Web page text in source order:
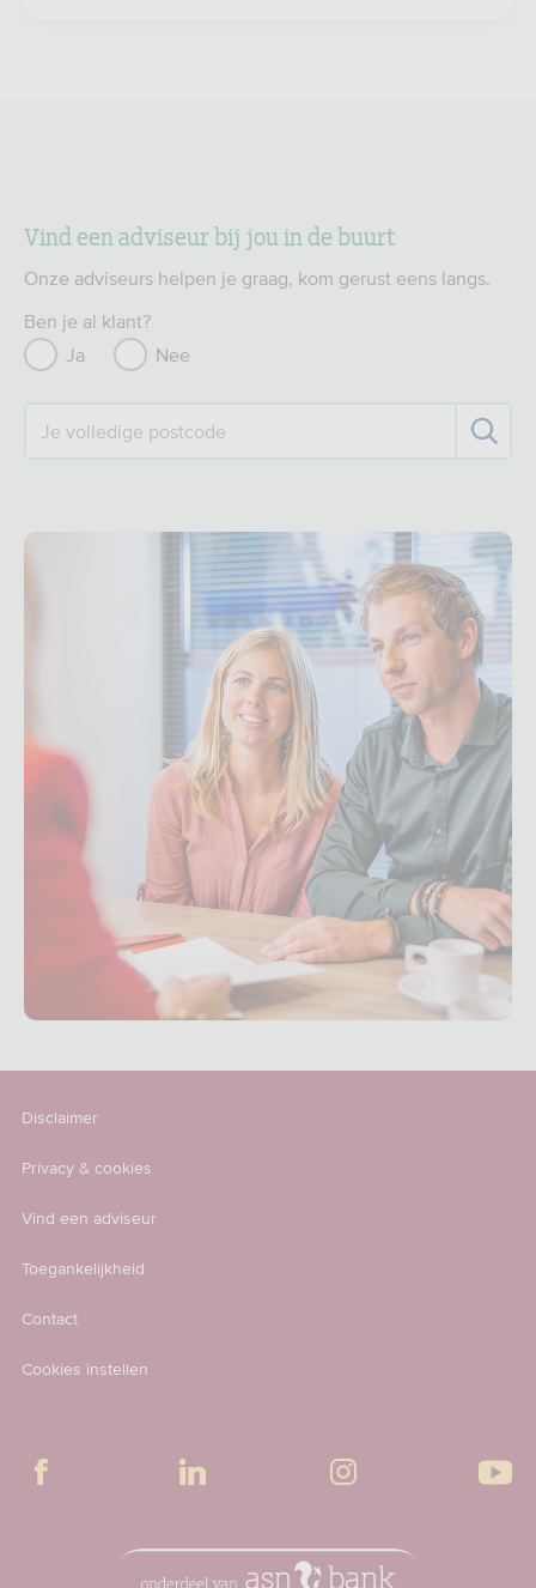
Vind een adviseur bij jou in de buurt
Onze adviseurs helpen je graag, kom gerust eens langs.
Ben je al klant?
Ja
Nee
Je volledige postcode
Disclaimer
Privacy & cookies
Vind een adviseur
Toegankelijkheid
Contact
Cookies instellen